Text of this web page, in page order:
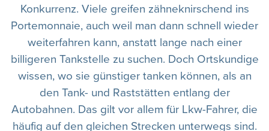
Konkurrenz. Viele greifen zähneknirschend ins
Portemonnaie, auch weil man dann schnell wieder
weiterfahren kann, anstatt lange nach einer
billigeren Tankstelle zu suchen. Doch Ortskundige
wissen, wo sie günstiger tanken können, als an
den Tank- und Raststätten entlang der
Autobahnen. Das gilt vor allem für Lkw-Fahrer, die
häufig auf den gleichen Strecken unterwegs sind.